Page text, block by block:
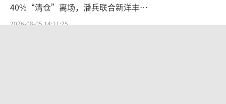
了响”：
40%“清仓”离场，潘兵联合新洋丰、
宏科百世拟入主
2026-08-05 14:11:25